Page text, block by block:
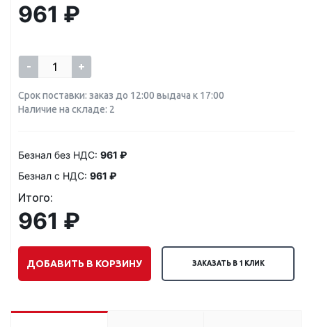
961 ₽
- +
Срок поставки: заказ до 12:00 выдача к 17:00
Наличие на складе: 2
Безнал без НДС: 961 ₽
Безнал с НДС: 961 ₽
Итого:
961 ₽
ДОБАВИТЬ В КОРЗИНУ ЗАКАЗАТЬ В 1 КЛИК